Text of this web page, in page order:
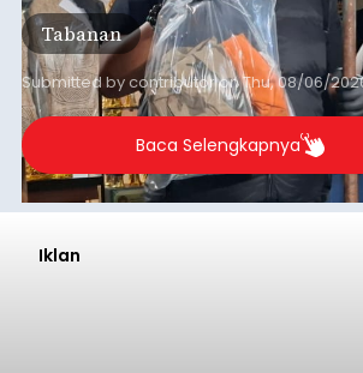
Tabanan
Submitted bycontributoronThu, 08/06/
Baca Selengkapnya
Iklan